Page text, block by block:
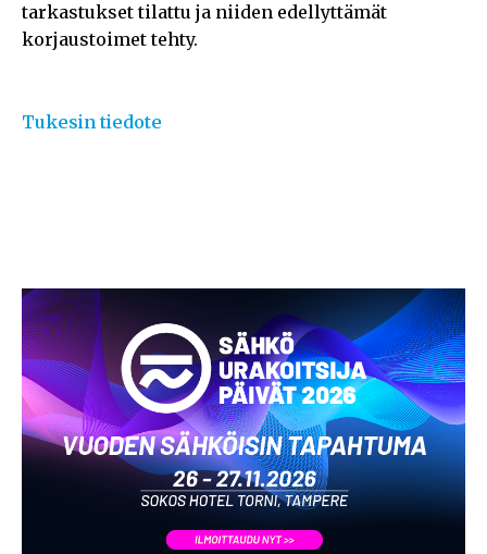
tarkastukset tilattu ja niiden edellyttämät
korjaustoimet tehty.
Tukesin tiedote